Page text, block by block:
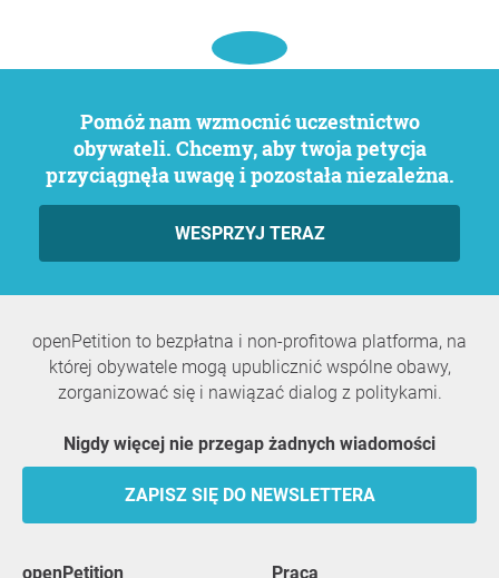
Pomóż nam wzmocnić uczestnictwo
obywateli. Chcemy, aby twoja petycja
przyciągnęła uwagę i pozostała niezależna.
WESPRZYJ TERAZ
openPetition to bezpłatna i non-profitowa platforma, na
której obywatele mogą upublicznić wspólne obawy,
zorganizować się i nawiązać dialog z politykami.
Nigdy więcej nie przegap żadnych wiadomości
ZAPISZ SIĘ DO NEWSLETTERA
openPetition praca